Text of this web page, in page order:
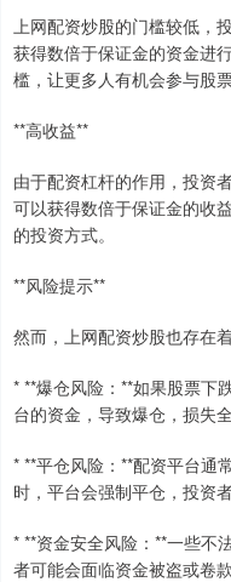
上网配资炒股的门槛较低，
获得数倍于保证金的资金进
槛，让更多人有机会参与股票
**高收益**
由于配资杠杆的作用，投资
可以获得数倍于保证金的收
的投资方式。
**风险提示**
然而，上网配资炒股也存在
* **爆仓风险：**如果股票下
台的资金，导致爆仓，损失全
* **平仓风险：**配资平台通
时，平台会强制平仓，投资
* **资金安全风险：**一些不
者可能会面临资金被盗或卷